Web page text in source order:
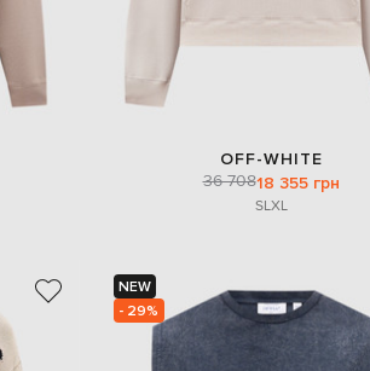
OFF-WHITE
36 70818 355 грн
SLXL
NEW
- 29%